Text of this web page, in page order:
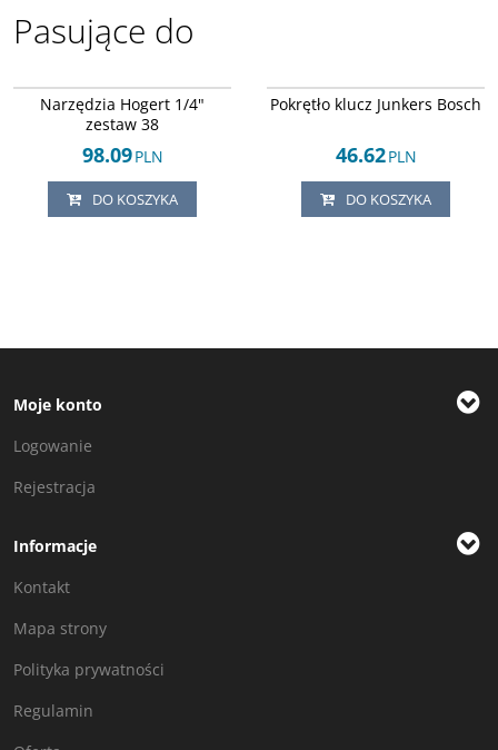
Pasujące do
DOSTAWA EXPRESS
Narzędzia Hogert 1/4"
zestaw 38
98.09PLN
DO KOSZYKA
DOSTAWA EXPRESS
Pokrętło klucz Junkers Bosch
46.62PLN
DO KOSZYKA
Moje konto
Logowanie
Rejestracja
Informacje
Kontakt
Mapa strony
Polityka prywatności
Regulamin